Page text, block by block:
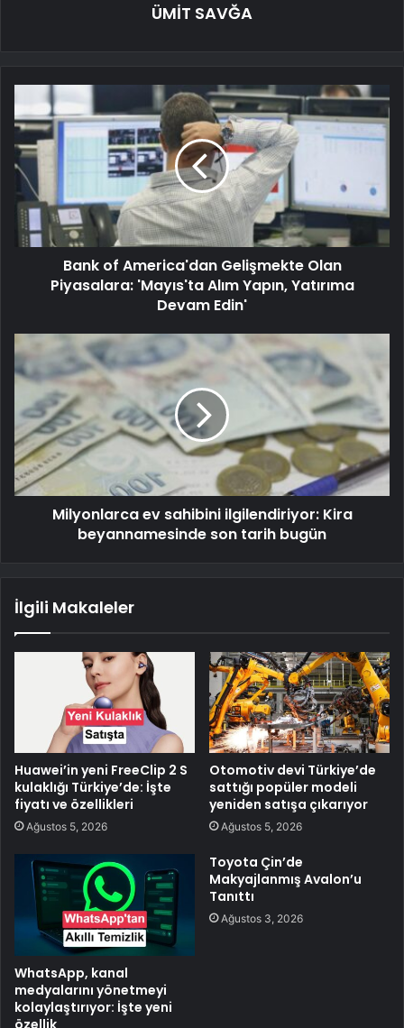
ÜMİT SAVĞA
Bank of America'dan Gelişmekte Olan
Piyasalara: 'Mayıs'ta Alım Yapın, Yatırıma
Devam Edin'
Milyonlarca ev sahibini ilgilendiriyor: Kira
beyannamesinde son tarih bugün
İlgili Makaleler
Huawei’in yeni FreeClip 2 S
kulaklığı Türkiye’de: İşte
fiyatı ve özellikleri
Ağustos 5, 2026
Otomotiv devi Türkiye’de
sattığı popüler modeli
yeniden satışa çıkarıyor
Ağustos 5, 2026
WhatsApp, kanal
medyalarını yönetmeyi
kolaylaştırıyor: İşte yeni
Toyota Çin’de
Makyajlanmış Avalon’u
Tanıttı
Ağustos 3, 2026